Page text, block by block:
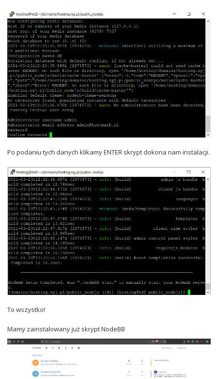
Po podaniu tych danych klikamy ENTER skrypt dokona nam instalacji.
To wszystko!
Mamy zainstalowany już skrypt NodeBB